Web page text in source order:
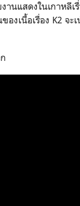
นแสดงในเกาหลีเ
องเนื้อเรื่อง K2 จ